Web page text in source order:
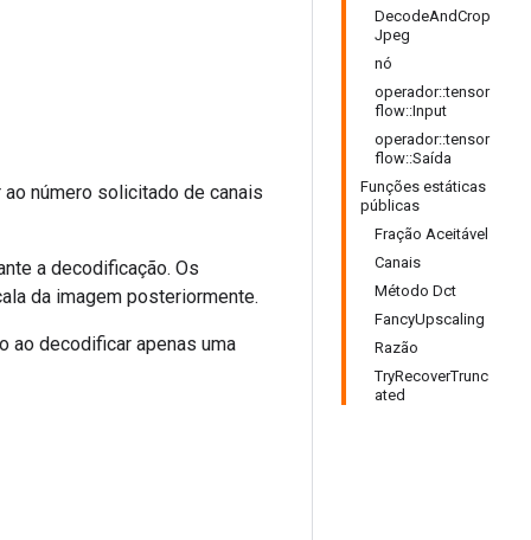
DecodeAndCrop
Jpeg
nó
operador::tensor
flow::Input
operador::tensor
flow::Saída
Funções estáticas
públicas
Fração Aceitável
Canais
Método Dct
FancyUpscaling
Razão
TryRecoverTrunc
ated
número solicitado de canais
a decodificação. Os
da imagem posteriormente.
ao decodificar apenas uma